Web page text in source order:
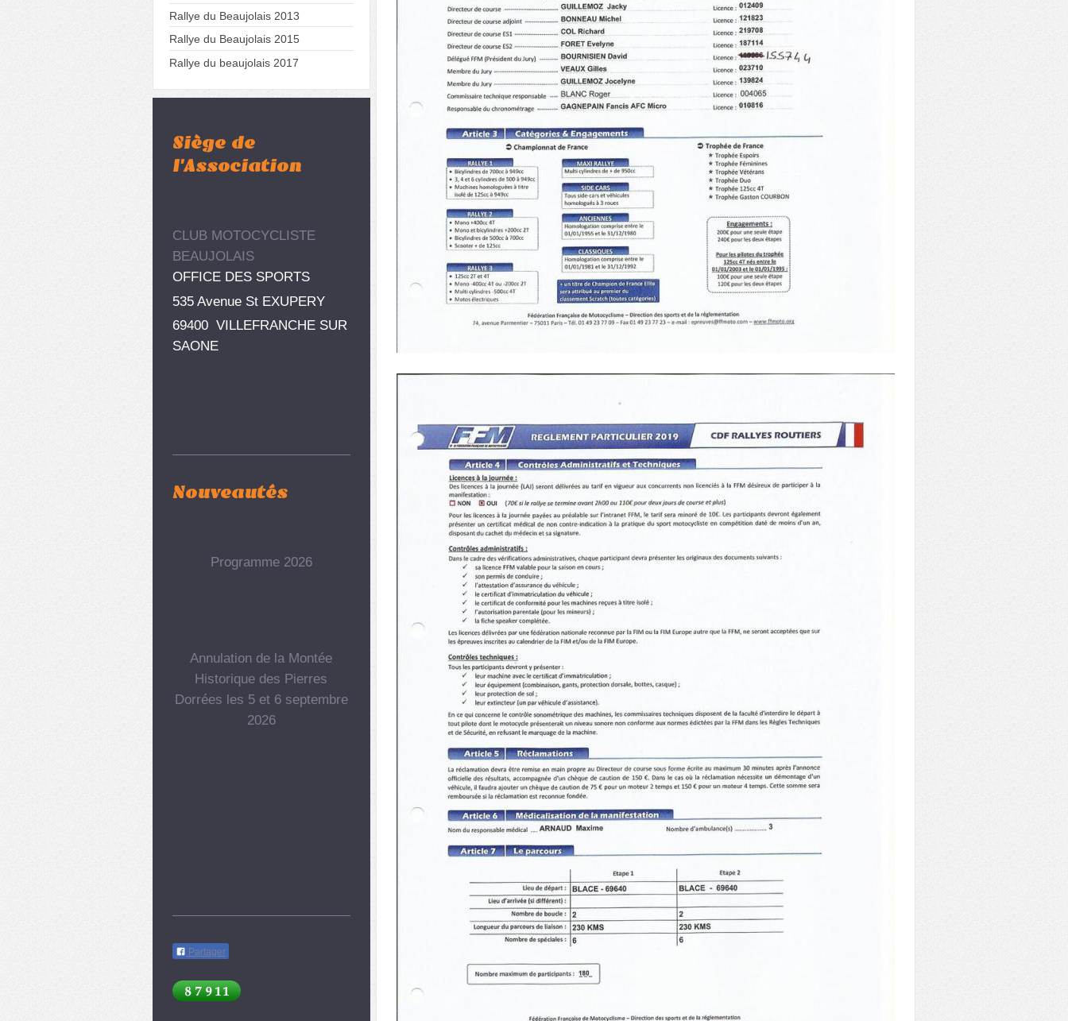
Rallye du Beaujolais 2013
Rallye du Beaujolais 2015
Rallye du beaujolais 2017
Siège de
l'Association
CLUB MOTOCYCLISTE
BEAUJOLAIS
OFFICE DES SPORTS
535 Avenue St EXUPERY
69400 VILLEFRANCHE SUR
SAONE
Nouveautés
Programme 2026
Annulation de la Montée
Historique des Pierres
Dorrées les 5 et 6 septembre
2026
Partager